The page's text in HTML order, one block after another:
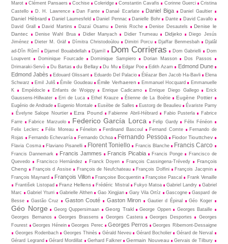
Marot
Clément Pansaers Cochise Coleridge Constantin Cavafis Corinne Guerci
Cristina
Castello
D. H. Lawrence Dan Fante Danaé Ecarlate Daniel Biga Daniel Gaultier
Daniel Hébrard Daniel Laumesfeld Daniel Pennac Danielle Bohr Dante
David Cavallo
David Grall
David Martins Dazaï Osamu Denis Roche Denise Desautels
Denise le
Dantec
Denise Wahl Brua Didier Manyach Didier Trumeau Didjeko
Diego Jesús
Jiménez
Dieter M. Gräf Dìmitra Christodoùlou Dimitri Porcu Djaffar Benmesbah
Djalâl
ad-Dîn Rûmî
Djamel Bouabdellah Djamīl Dom Corrieras Dom Gabrielli
Dom
Loupvent
Dominique Fourcade Dominique Sampiero Dorian Masson
Dos Passos
Drimaraki-Servò
Du Bartas du Bellay Du Mu Edgar Poe Edith Azam
Edmond Dune
Edmond Jabès
Edouard Glissant Eduardo Del Palacio Éléazar Ben Jacob Ha-Bavli
Elena
Schwarz
Emil Juliš Émile Goudeau Émile Verhaeren Emmanuel Hocquard
Emmanuelle
K
Empédocle Enfants de Woippy Enrique Cadicamo Enrique Diego Gallego
Erick
Gaussens-Hillwater
Erri de Luca Ethel Krauze Étienne de La Boétie Eugène Pottier
Eugénio de Andrade Eugenio Montale Eusèbe de Salles Eustorg de Beaulieu
Évariste Parny
Évelyne Salope Nourtier
Ezra Pound Fabienne Abril-Hébrard Fabio Pusterla
Fabrice
Farre
Fabrice Marzuolo Federico García Lorca Felip Gardy
Félix Fénéon
Felix Leclerc
Félix Moreau Fénelon Ferdinand Bascoul Fernand Comte
Fernando de
Rojas
Fernando Echevarría Fernando Ochoa Fernando Pessoa Fiodor Tiouttchev
Flavia Cosma Flaviano Pisanelli Florent Toniello Francis Blanche Francis Carco
Francis Dannemark Francis Jammes Francis Picabia Francis Ponge
Francisco de
Quevedo
Francisco Hernández Franck Doyen François Cassingena-Trévedy
François
Cheng
François d Assise François de Neufchateau François Dolfini
François Jacqmin
François Maynard
François Villon Françoise Bocquentin Françoise Pascal
Frank Venaille
František Listopad
Franz Hellens Frédéric Mistral Fukyo Matoa Gabriel Landry
Gabriel
Marc
Gabriel Yturri Gabrielle Althen Gao Xingjian Gary Vila Ortíz Gascogne
Gaspard de
Besse
Gastão Cruz Gaston Couté Gaston Miron Gautier d Épinal Géo Koger
Géo Norge Georg Quppersimaan Georg Trakl George Oppen
Georges Bataille
Georges Bernanos
Georges Brassens Georges Castera Georges Desportes
Georges
Fourest
Georges Hénein Georges Perec Georges Perros
Georges Ribemont-Dessaigne
Georges Rodenbach
Georges Thinès Gérald Neveu Gérard Bocholier
Gérard de Nerval
Gérard Legrand
Gérard Mordillat Gerhard Falkner Germain Nouveau Gervais de Tilbury